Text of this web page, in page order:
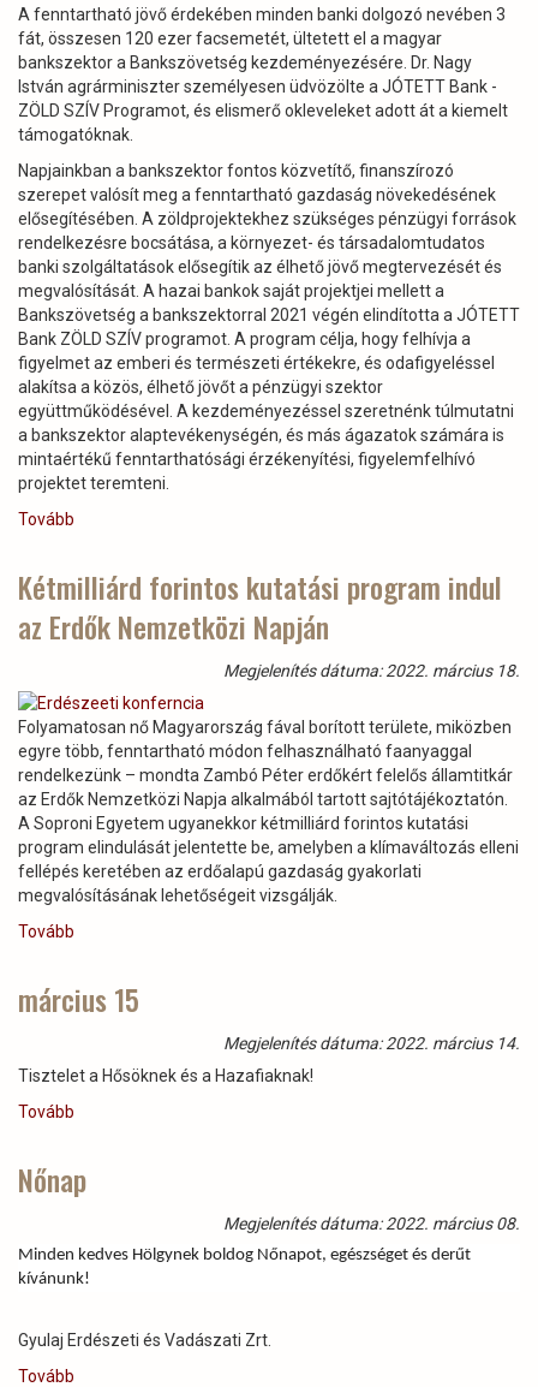
vadászterületein)
A fenntartható jövő érdekében minden banki dolgozó nevében 3
fát, összesen 120 ezer facsemetét, ültetett el a magyar
bankszektor a Bankszövetség kezdeményezésére. Dr. Nagy
István agrárminiszter személyesen üdvözölte a JÓTETT Bank -
ZÖLD SZÍV Programot, és elismerő okleveleket adott át a kiemelt
támogatóknak.
Napjainkban a bankszektor fontos közvetítő, finanszírozó
szerepet valósít meg a fenntartható gazdaság növekedésének
elősegítésében. A zöldprojektekhez szükséges pénzügyi források
rendelkezésre bocsátása, a környezet- és társadalomtudatos
banki szolgáltatások elősegítik az élhető jövő megtervezését és
megvalósítását. A hazai bankok saját projektjei mellett a
Bankszövetség a bankszektorral 2021 végén elindította a JÓTETT
Bank ZÖLD SZÍV programot. A program célja, hogy felhívja a
figyelmet az emberi és természeti értékekre, és odafigyeléssel
alakítsa a közös, élhető jövőt a pénzügyi szektor
együttműködésével. A kezdeményezéssel szeretnénk túlmutatni
a bankszektor alaptevékenységén, és más ágazatok számára is
mintaértékű fenntarthatósági érzékenyítési, figyelemfelhívó
projektet teremteni.
Tovább
a
méhek
szorgalmával
jövőért)
Kétmilliárd forintos kutatási program indul
az Erdők Nemzetközi Napján
Megjelenítés dátuma: 2022. március 18.
Folyamatosan nő Magyarország fával borított területe, miközben
egyre több, fenntartható módon felhasználható faanyaggal
rendelkezünk – mondta Zambó Péter erdőkért felelős államtitkár
az Erdők Nemzetközi Napja alkalmából tartott sajtótájékoztatón.
A Soproni Egyetem ugyanekkor kétmilliárd forintos kutatási
program elindulását jelentette be, amelyben a klímaváltozás elleni
fellépés keretében az erdőalapú gazdaság gyakorlati
megvalósításának lehetőségeit vizsgálják.
Tovább
program
Erdők
március 15
Megjelenítés dátuma: 2022. március 14.
Tisztelet a Hősöknek és a Hazafiaknak!
Tovább
Nőnap
Megjelenítés dátuma: 2022. március 08.
Minden kedves Hölgynek boldog Nőnapot, egészséget és derűt
kívánunk!
Gyulaj Erdészeti és Vadászati Zrt.
Tovább